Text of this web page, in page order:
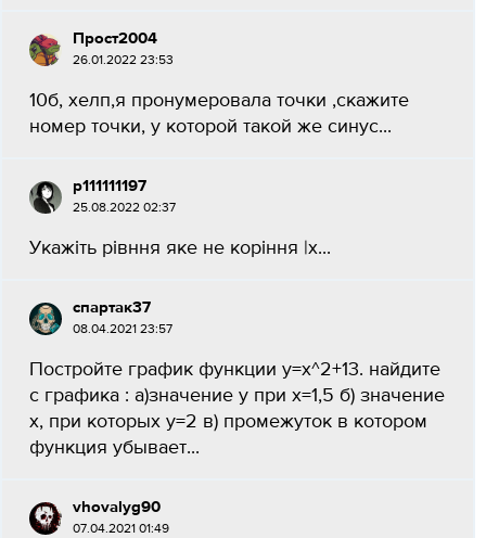
Прост2004
26.01.2022 23:53
10б, хелп,я пронумеровала точки ,скажите
номер точки, у которой такой же синус...
p111111197
25.08.2022 02:37
Укажіть рівння яке не коріння |x...
спартак37
08.04.2021 23:57
Постройте график функции у=х^2+13. найдите
с графика : а)значение у при х=1,5 б) значение
х, при которых у=2 в) промежуток в котором
функция убывает...
vhovalyg90
07.04.2021 01:49